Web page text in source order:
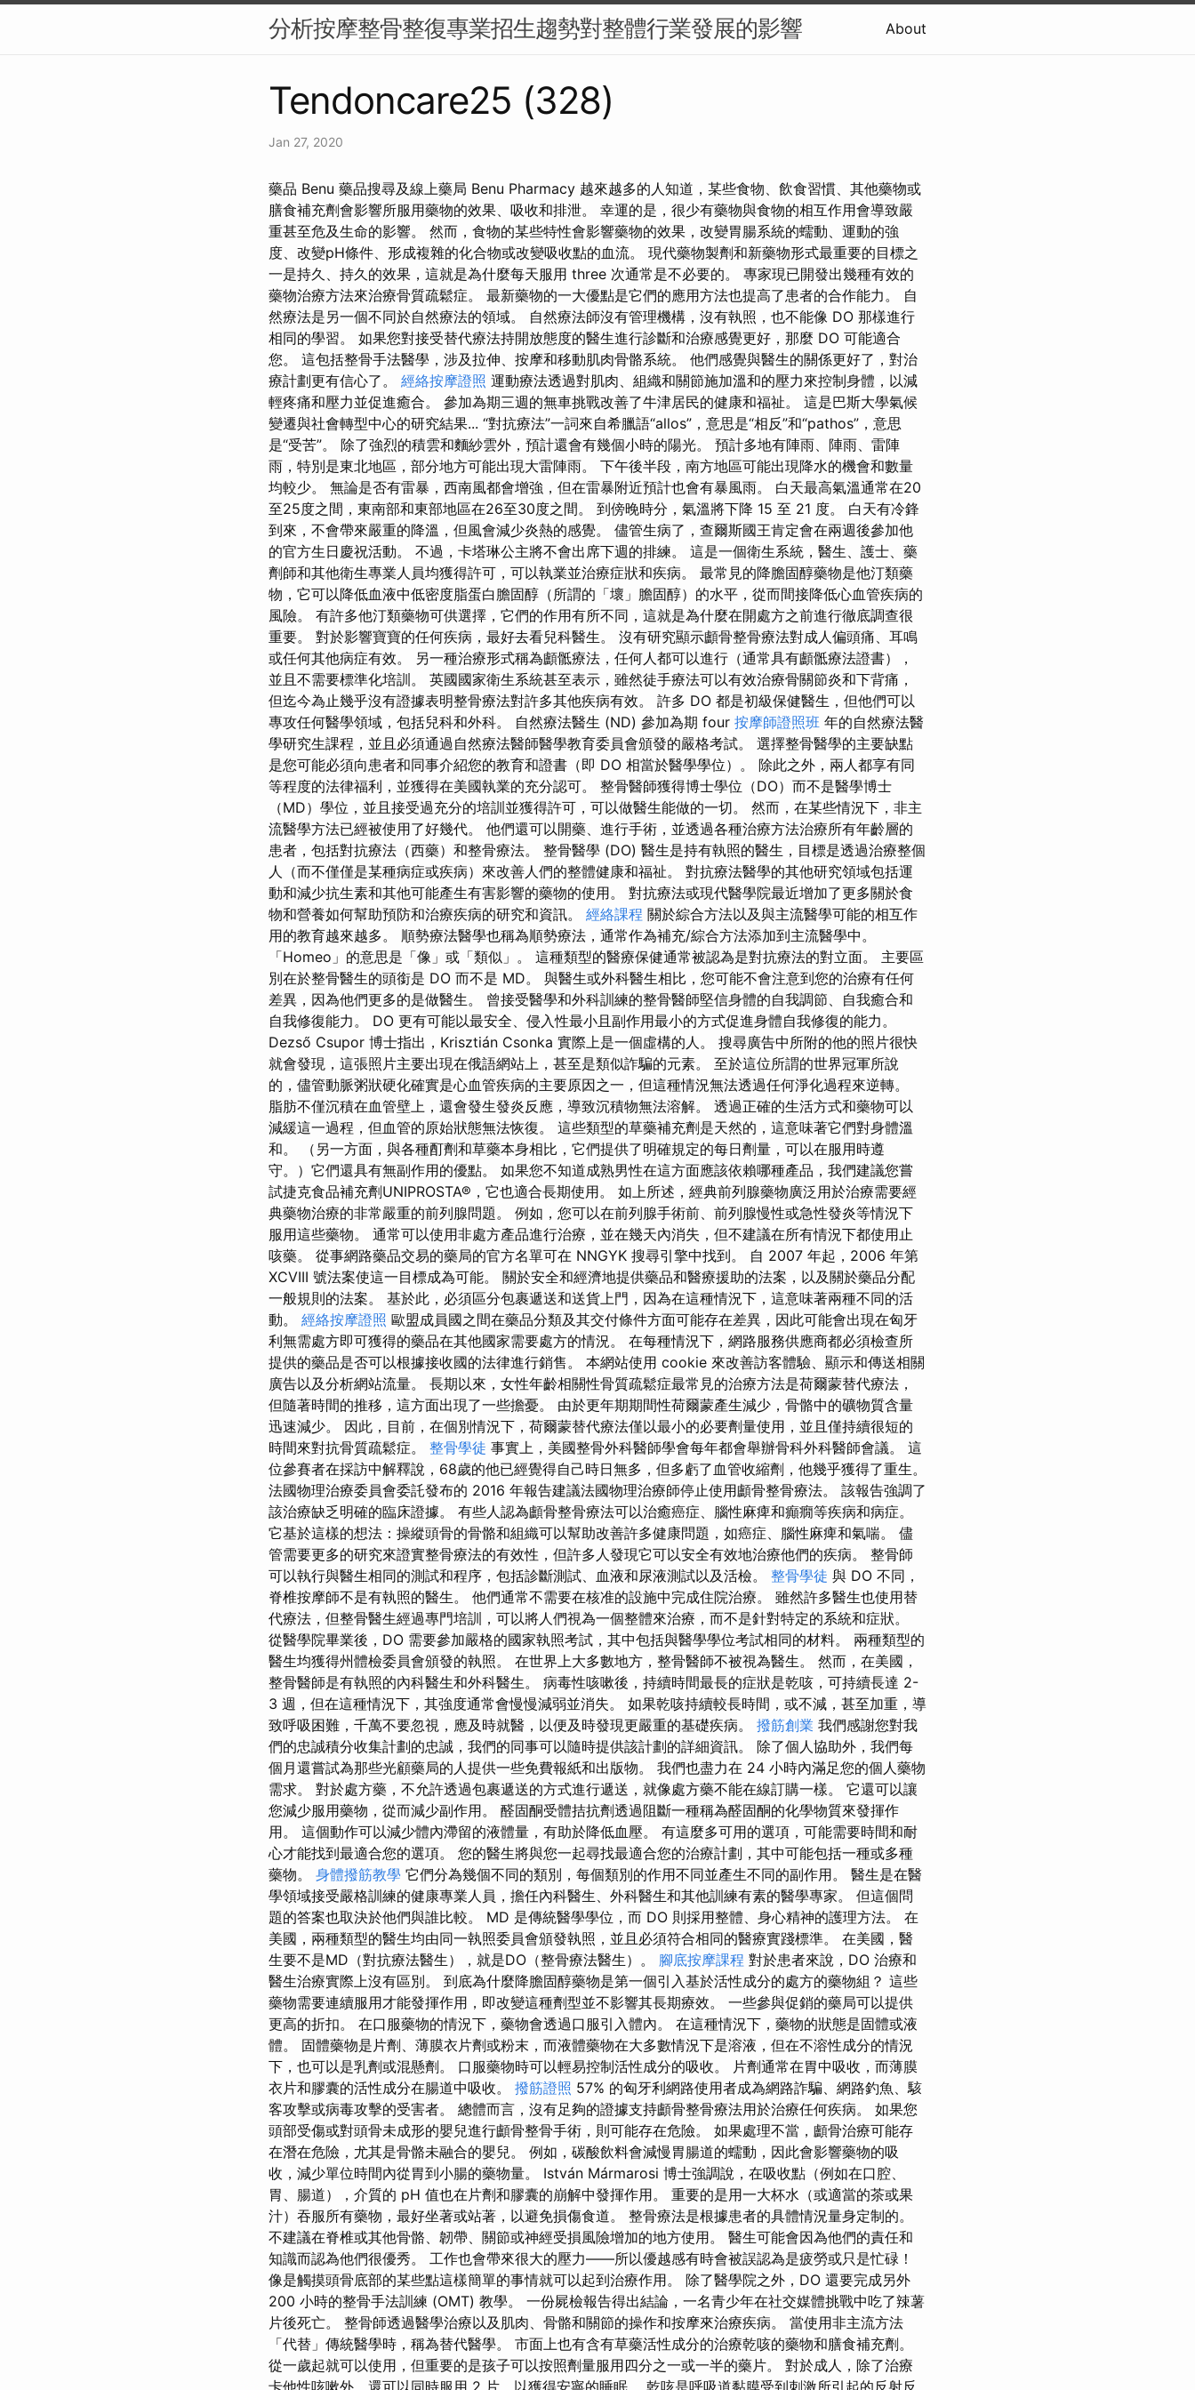
分析按摩整骨整復專業招生趨勢對整體行業發展的影響 About
Tendoncare25 (328)
Jan 27, 2020
藥品 Benu 藥品搜尋及線上藥局 Benu Pharmacy 越來越多的人知道，某些食物、飲食習慣、其他藥物或
膳食補充劑會影響所服用藥物的效果、吸收和排泄。 幸運的是，很少有藥物與食物的相互作用會導致嚴
重甚至危及生命的影響。 然而，食物的某些特性會影響藥物的效果，改變胃腸系統的蠕動、運動的強
度、改變pH條件、形成複雜的化合物或改變吸收點的血流。 現代藥物製劑和新藥物形式最重要的目標之
一是持久、持久的效果，這就是為什麼每天服用 three 次通常是不必要的。 專家現已開發出幾種有效的
藥物治療方法來治療骨質疏鬆症。 最新藥物的一大優點是它們的應用方法也提高了患者的合作能力。 自
然療法是另一個不同於自然療法的領域。 自然療法師沒有管理機構，沒有執照，也不能像 DO 那樣進行
相同的學習。 如果您對接受替代療法持開放態度的醫生進行診斷和治療感覺更好，那麼 DO 可能適合
您。 這包括整骨手法醫學，涉及拉伸、按摩和移動肌肉骨骼系統。 他們感覺與醫生的關係更好了，對治
療計劃更有信心了。 經絡按摩證照 運動療法透過對肌肉、組織和關節施加溫和的壓力來控制身體，以減
輕疼痛和壓力並促進癒合。 參加為期三週的無車挑戰改善了牛津居民的健康和福祉。 這是巴斯大學氣候
變遷與社會轉型中心的研究結果... “對抗療法”一詞來自希臘語“allos”，意思是“相反”和“pathos”，意思
是“受苦”。 除了強烈的積雲和麵紗雲外，預計還會有幾個小時的陽光。 預計多地有陣雨、陣雨、雷陣
雨，特別是東北地區，部分地方可能出現大雷陣雨。 下午後半段，南方地區可能出現降水的機會和數量
均較少。 無論是否有雷暴，西南風都會增強，但在雷暴附近預計也會有暴風雨。 白天最高氣溫通常在20
至25度之間，東南部和東部地區在26至30度之間。 到傍晚時分，氣溫將下降 15 至 21 度。 白天有冷鋒
到來，不會帶來嚴重的降溫，但風會減少炎熱的感覺。 儘管生病了，查爾斯國王肯定會在兩週後參加他
的官方生日慶祝活動。 不過，卡塔琳公主將不會出席下週的排練。 這是一個衛生系統，醫生、護士、藥
劑師和其他衛生專業人員均獲得許可，可以執業並治療症狀和疾病。 最常見的降膽固醇藥物是他汀類藥
物，它可以降低血液中低密度脂蛋白膽固醇（所謂的「壞」膽固醇）的水平，從而間接降低心血管疾病的
風險。 有許多他汀類藥物可供選擇，它們的作用有所不同，這就是為什麼在開處方之前進行徹底調查很
重要。 對於影響寶寶的任何疾病，最好去看兒科醫生。 沒有研究顯示顱骨整骨療法對成人偏頭痛、耳鳴
或任何其他病症有效。 另一種治療形式稱為顱骶療法，任何人都可以進行（通常具有顱骶療法證書），
並且不需要標準化培訓。 英國國家衛生系統甚至表示，雖然徒手療法可以有效治療骨關節炎和下背痛，
但迄今為止幾乎沒有證據表明整骨療法對許多其他疾病有效。 許多 DO 都是初級保健醫生，但他們可以
專攻任何醫學領域，包括兒科和外科。 自然療法醫生 (ND) 參加為期 four 按摩師證照班 年的自然療法醫
學研究生課程，並且必須通過自然療法醫師醫學教育委員會頒發的嚴格考試。 選擇整骨醫學的主要缺點
是您可能必須向患者和同事介紹您的教育和證書（即 DO 相當於醫學學位）。 除此之外，兩人都享有同
等程度的法律福利，並獲得在美國執業的充分認可。 整骨醫師獲得博士學位（DO）而不是醫學博士
（MD）學位，並且接受過充分的培訓並獲得許可，可以做醫生能做的一切。 然而，在某些情況下，非主
流醫學方法已經被使用了好幾代。 他們還可以開藥、進行手術，並透過各種治療方法治療所有年齡層的
患者，包括對抗療法（西藥）和整骨療法。 整骨醫學 (DO) 醫生是持有執照的醫生，目標是透過治療整個
人（而不僅僅是某種病症或疾病）來改善人們的整體健康和福祉。 對抗療法醫學的其他研究領域包括運
動和減少抗生素和其他可能產生有害影響的藥物的使用。 對抗療法或現代醫學院最近增加了更多關於食
物和營養如何幫助預防和治療疾病的研究和資訊。 經絡課程 關於綜合方法以及與主流醫學可能的相互作
用的教育越來越多。 順勢療法醫學也稱為順勢療法，通常作為補充/綜合方法添加到主流醫學中。
「Homeo」的意思是「像」或「類似」。 這種類型的醫療保健通常被認為是對抗療法的對立面。 主要區
別在於整骨醫生的頭銜是 DO 而不是 MD。 與醫生或外科醫生相比，您可能不會注意到您的治療有任何
差異，因為他們更多的是做醫生。 曾接受醫學和外科訓練的整骨醫師堅信身體的自我調節、自我癒合和
自我修復能力。 DO 更有可能以最安全、侵入性最小且副作用最小的方式促進身體自我修復的能力。
Dezső Csupor 博士指出，Krisztián Csonka 實際上是一個虛構的人。 搜尋廣告中所附的他的照片很快
就會發現，這張照片主要出現在俄語網站上，甚至是類似詐騙的元素。 至於這位所謂的世界冠軍所說
的，儘管動脈粥狀硬化確實是心血管疾病的主要原因之一，但這種情況無法透過任何淨化過程來逆轉。
脂肪不僅沉積在血管壁上，還會發生發炎反應，導致沉積物無法溶解。 透過正確的生活方式和藥物可以
減緩這一過程，但血管的原始狀態無法恢復。 這些類型的草藥補充劑是天然的，這意味著它們對身體溫
和。 （另一方面，與各種酊劑和草藥本身相比，它們提供了明確規定的每日劑量，可以在服用時遵
守。）它們還具有無副作用的優點。 如果您不知道成熟男性在這方面應該依賴哪種產品，我們建議您嘗
試捷克食品補充劑UNIPROSTA®，它也適合長期使用。 如上所述，經典前列腺藥物廣泛用於治療需要經
典藥物治療的非常嚴重的前列腺問題。 例如，您可以在前列腺手術前、前列腺慢性或急性發炎等情況下
服用這些藥物。 通常可以使用非處方產品進行治療，並在幾天內消失，但不建議在所有情況下都使用止
咳藥。 從事網路藥品交易的藥局的官方名單可在 NNGYK 搜尋引擎中找到。 自 2007 年起，2006 年第
XCVIII 號法案使這一目標成為可能。 關於安全和經濟地提供藥品和醫療援助的法案，以及關於藥品分配
一般規則的法案。 基於此，必須區分包裹遞送和送貨上門，因為在這種情況下，這意味著兩種不同的活
動。 經絡按摩證照 歐盟成員國之間在藥品分類及其交付條件方面可能存在差異，因此可能會出現在匈牙
利無需處方即可獲得的藥品在其他國家需要處方的情況。 在每種情況下，網路服務供應商都必須檢查所
提供的藥品是否可以根據接收國的法律進行銷售。 本網站使用 cookie 來改善訪客體驗、顯示和傳送相關
廣告以及分析網站流量。 長期以來，女性年齡相關性骨質疏鬆症最常見的治療方法是荷爾蒙替代療法，
但隨著時間的推移，這方面出現了一些擔憂。 由於更年期期間性荷爾蒙產生減少，骨骼中的礦物質含量
迅速減少。 因此，目前，在個別情況下，荷爾蒙替代療法僅以最小的必要劑量使用，並且僅持續很短的
時間來對抗骨質疏鬆症。 整骨學徒 事實上，美國整骨外科醫師學會每年都會舉辦骨科外科醫師會議。 這
位參賽者在採訪中解釋說，68歲的他已經覺得自己時日無多，但多虧了血管收縮劑，他幾乎獲得了重生。
法國物理治療委員會委託發布的 2016 年報告建議法國物理治療師停止使用顱骨整骨療法。 該報告強調了
該治療缺乏明確的臨床證據。 有些人認為顱骨整骨療法可以治癒癌症、腦性麻痺和癲癇等疾病和病症。
它基於這樣的想法：操縱頭骨的骨骼和組織可以幫助改善許多健康問題，如癌症、腦性麻痺和氣喘。 儘
管需要更多的研究來證實整骨療法的有效性，但許多人發現它可以安全有效地治療他們的疾病。 整骨師
可以執行與醫生相同的測試和程序，包括診斷測試、血液和尿液測試以及活檢。 整骨學徒 與 DO 不同，
脊椎按摩師不是有執照的醫生。 他們通常不需要在核准的設施中完成住院治療。 雖然許多醫生也使用替
代療法，但整骨醫生經過專門培訓，可以將人們視為一個整體來治療，而不是針對特定的系統和症狀。
從醫學院畢業後，DO 需要參加嚴格的國家執照考試，其中包括與醫學學位考試相同的材料。 兩種類型的
醫生均獲得州體檢委員會頒發的執照。 在世界上大多數地方，整骨醫師不被視為醫生。 然而，在美國，
整骨醫師是有執照的內科醫生和外科醫生。 病毒性咳嗽後，持續時間最長的症狀是乾咳，可持續長達 2-
3 週，但在這種情況下，其強度通常會慢慢減弱並消失。 如果乾咳持續較長時間，或不減，甚至加重，導
致呼吸困難，千萬不要忽視，應及時就醫，以便及時發現更嚴重的基礎疾病。 撥筋創業 我們感謝您對我
們的忠誠積分收集計劃的忠誠，我們的同事可以隨時提供該計劃的詳細資訊。 除了個人協助外，我們每
個月還嘗試為那些光顧藥局的人提供一些免費報紙和出版物。 我們也盡力在 24 小時內滿足您的個人藥物
需求。 對於處方藥，不允許透過包裹遞送的方式進行遞送，就像處方藥不能在線訂購一樣。 它還可以讓
您減少服用藥物，從而減少副作用。 醛固酮受體拮抗劑透過阻斷一種稱為醛固酮的化學物質來發揮作
用。 這個動作可以減少體內滯留的液體量，有助於降低血壓。 有這麼多可用的選項，可能需要時間和耐
心才能找到最適合您的選項。 您的醫生將與您一起尋找最適合您的治療計劃，其中可能包括一種或多種
藥物。 身體撥筋教學 它們分為幾個不同的類別，每個類別的作用不同並產生不同的副作用。 醫生是在醫
學領域接受嚴格訓練的健康專業人員，擔任內科醫生、外科醫生和其他訓練有素的醫學專家。 但這個問
題的答案也取決於他們與誰比較。 MD 是傳統醫學學位，而 DO 則採用整體、身心精神的護理方法。 在
美國，兩種類型的醫生均由同一執照委員會頒發執照，並且必須符合相同的醫療實踐標準。 在美國，醫
生要不是MD（對抗療法醫生），就是DO（整骨療法醫生）。 腳底按摩課程 對於患者來說，DO 治療和
醫生治療實際上沒有區別。 到底為什麼降膽固醇藥物是第一個引入基於活性成分的處方的藥物組？ 這些
藥物需要連續服用才能發揮作用，即改變這種劑型並不影響其長期療效。 一些參與促銷的藥局可以提供
更高的折扣。 在口服藥物的情況下，藥物會透過口服引入體內。 在這種情況下，藥物的狀態是固體或液
體。 固體藥物是片劑、薄膜衣片劑或粉末，而液體藥物在大多數情況下是溶液，但在不溶性成分的情況
下，也可以是乳劑或混懸劑。 口服藥物時可以輕易控制活性成分的吸收。 片劑通常在胃中吸收，而薄膜
衣片和膠囊的活性成分在腸道中吸收。 撥筋證照 57% 的匈牙利網路使用者成為網路詐騙、網路釣魚、駭
客攻擊或病毒攻擊的受害者。 總體而言，沒有足夠的證據支持顱骨整骨療法用於治療任何疾病。 如果您
頭部受傷或對頭骨未成形的嬰兒進行顱骨整骨手術，則可能存在危險。 如果處理不當，顱骨治療可能存
在潛在危險，尤其是骨骼未融合的嬰兒。 例如，碳酸飲料會減慢胃腸道的蠕動，因此會影響藥物的吸
收，減少單位時間內從胃到小腸的藥物量。 István Mármarosi 博士強調說，在吸收點（例如在口腔、
胃、腸道），介質的 pH 值也在片劑和膠囊的崩解中發揮作用。 重要的是用一大杯水（或適當的茶或果
汁）吞服所有藥物，最好坐著或站著，以避免損傷食道。 整骨療法是根據患者的具體情況量身定制的。
不建議在脊椎或其他骨骼、韌帶、關節或神經受損風險增加的地方使用。 醫生可能會因為他們的責任和
知識而認為他們很優秀。 工作也會帶來很大的壓力——所以優越感有時會被誤認為是疲勞或只是忙碌！
像是觸摸頭骨底部的某些點這樣簡單的事情就可以起到治療作用。 除了醫學院之外，DO 還要完成另外
200 小時的整骨手法訓練 (OMT) 教學。 一份屍檢報告得出結論，一名青少年在社交媒體挑戰中吃了辣薯
片後死亡。 整骨師透過醫學治療以及肌肉、骨骼和關節的操作和按摩來治療疾病。 當使用非主流方法
「代替」傳統醫學時，稱為替代醫學。 市面上也有含有草藥活性成分的治療乾咳的藥物和膳食補充劑。
從一歲起就可以使用，但重要的是孩子可以按照劑量服用四分之一或一半的藥片。 對於成人，除了治療
卡他性咳嗽外，還可以同時服用 2 片，以獲得安寧的睡眠。 乾咳是呼吸道黏膜受到刺激所引起的反射反